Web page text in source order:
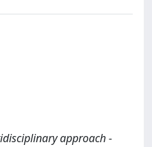
approach -